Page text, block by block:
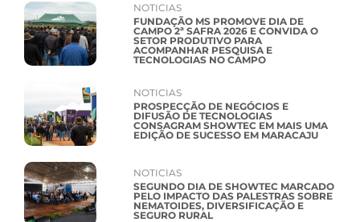
NOTICIAS
FUNDAÇÃO MS PROMOVE DIA DE
CAMPO 2ª SAFRA 2026 E CONVIDA O
SETOR PRODUTIVO PARA
ACOMPANHAR PESQUISA E
TECNOLOGIAS NO CAMPO
NOTICIAS
PROSPECÇÃO DE NEGÓCIOS E
DIFUSÃO DE TECNOLOGIAS
CONSAGRAM SHOWTEC EM MAIS UMA
EDIÇÃO DE SUCESSO EM MARACAJU
NOTICIAS
SEGUNDO DIA DE SHOWTEC MARCADO
PELO IMPACTO DAS PALESTRAS SOBRE
NEMATOIDES, DIVERSIFICAÇÃO E
SEGURO RURAL